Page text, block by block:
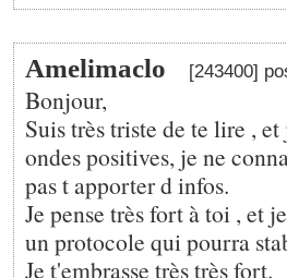
Amelimaclo [243400]
Bonjour,
Suis très triste de te lire ,
ondes positives, je ne
pas t apporter d infos.
Je pense très fort à toi , et
un protocole qui pourra
Je t'embrasse très très fort.